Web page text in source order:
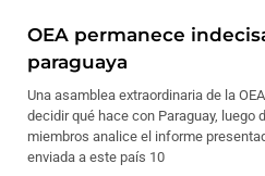
OEA permanece
paraguaya
Una asamblea extraordinaria de la
decidir qué hace con Paraguay, luego
miembros analice el informe
enviada a este país 10